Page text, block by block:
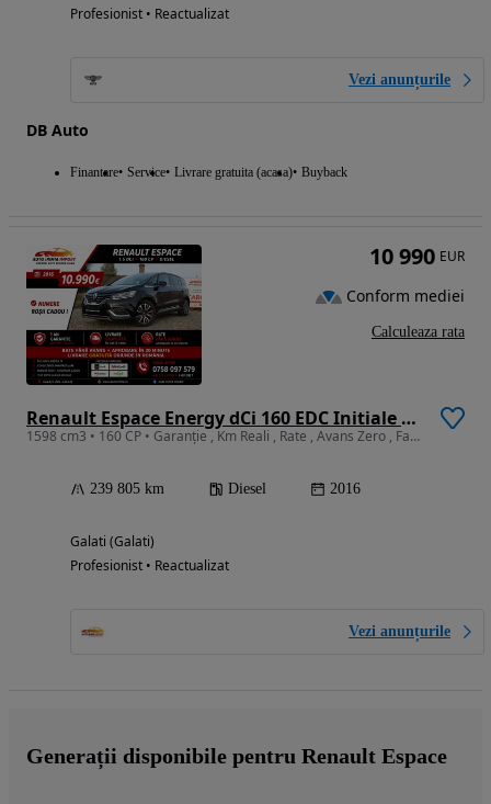
Profesionist • Reactualizat
Vezi anunțurile
DB Auto
Finantare Service Livrare gratuita (acasa) Buyback
Renault Espace Energy dCi 160 EDC Initiale Paris
1598 cm3 • 160 CP • Garanție , Km Reali , Rate , Avans Zero , Factura.
239 805 km Diesel 2016
Galati (Galati)
Profesionist • Reactualizat
Vezi anunțurile
10 990 EUR
Conform mediei
Calculeaza rata
Generații disponibile pentru Renault Espace